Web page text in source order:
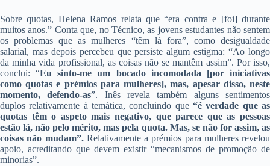
Sobre quotas, Helena Ramos relata que “era contra e [foi] durante
muitos anos.” Conta que, no Técnico, as jovens estudantes não sentem
os problemas que as mulheres “têm lá fora”, como desigualdade
salarial, mas depois percebeu que persiste algum estigma: “Ao longo
da minha vida profissional, as coisas não se mantêm assim”. Por isso,
conclui: “Eu sinto-me um bocado incomodada [por iniciativas
como quotas e prémios para mulheres], mas, apesar disso, neste
momento, defendo-as”. Inês revela também alguns sentimentos
duplos relativamente à temática, concluindo que“é verdade que as
quotas têm o aspeto mais negativo, que parece que as pessoas
estão lá, não pelo mérito, mas pela quota. Mas, se não for assim, as
coisas não mudam”. Relativamente a prémios para mulheres revelou
apoio, acreditando que devem existir “mecanismos de promoção de
minorias”.